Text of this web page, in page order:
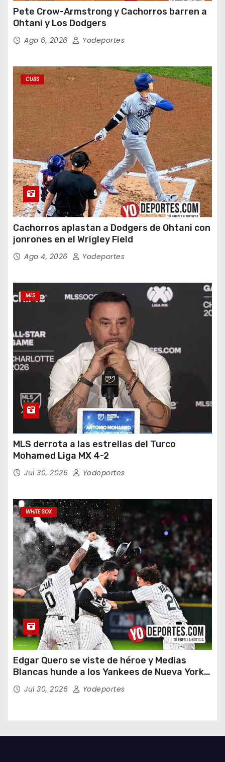
Pete Crow-Armstrong y Cachorros barren a
Ohtani y Los Dodgers
Ago 6, 2026 Yodeportes
CUBS
Cachorros aplastan a Dodgers de Ohtani con
jonrones en el Wrigley Field
Ago 4, 2026 Yodeportes
MLS
MLS derrota a las estrellas del Turco
Mohamed Liga MX 4-2
Jul 30, 2026 Yodeportes
WHITE SOX
Edgar Quero se viste de héroe y Medias
Blancas hunde a los Yankees de Nueva York
en doce entradas
Jul 30, 2026 Yodeportes